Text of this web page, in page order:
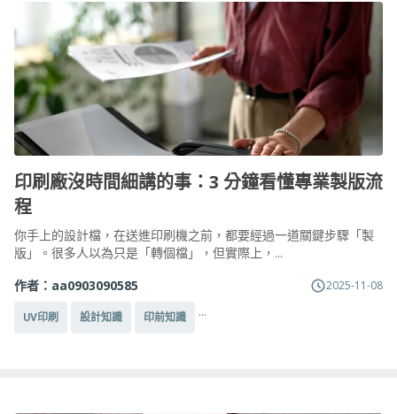
印刷廠沒時間細講的事：3 分鐘看懂專業製版流
程
你手上的設計檔，在送進印刷機之前，都要經過一道關鍵步驟「製
版」。很多人以為只是「轉個檔」，但實際上，...
作者： aa0903090585 2025-11-08
UV印刷 設計知識 印前知識 ...